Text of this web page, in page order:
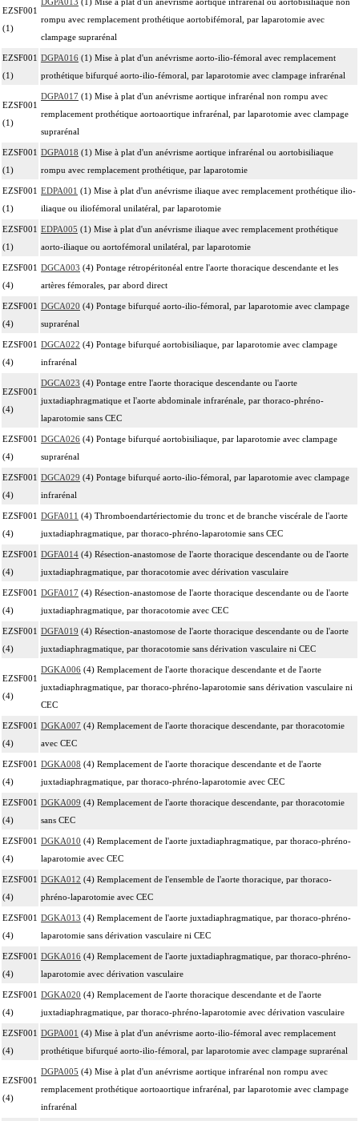
EZSF001
(1)
rompu avec remplacement prothétique aortobifémoral, par laparotomie avec
clampage suprarénal
EZSF001
(1)
DGPA016 (1) Mise à plat d'un anévrisme aorto-ilio-fémoral avec remplacement
prothétique bifurqué aorto-ilio-fémoral, par laparotomie avec clampage infrarénal
EZSF001
(1)
DGPA017 (1) Mise à plat d'un anévrisme aortique infrarénal non rompu avec
remplacement prothétique aortoaortique infrarénal, par laparotomie avec clampage
suprarénal
EZSF001
(1)
DGPA018 (1) Mise à plat d'un anévrisme aortique infrarénal ou aortobisiliaque
rompu avec remplacement prothétique, par laparotomie
EZSF001
(1)
EDPA001 (1) Mise à plat d'un anévrisme iliaque avec remplacement prothétique ilio-
iliaque ou iliofémoral unilatéral, par laparotomie
EZSF001
(1)
EDPA005 (1) Mise à plat d'un anévrisme iliaque avec remplacement prothétique
aorto-iliaque ou aortofémoral unilatéral, par laparotomie
EZSF001
(4)
DGCA003 (4) Pontage rétropéritonéal entre l'aorte thoracique descendante et les
artères fémorales, par abord direct
EZSF001
(4)
DGCA020 (4) Pontage bifurqué aorto-ilio-fémoral, par laparotomie avec clampage
suprarénal
EZSF001
(4)
DGCA022 (4) Pontage bifurqué aortobisiliaque, par laparotomie avec clampage
infrarénal
EZSF001
(4)
DGCA023 (4) Pontage entre l'aorte thoracique descendante ou l'aorte
juxtadiaphragmatique et l'aorte abdominale infrarénale, par thoraco-phréno-
laparotomie sans CEC
EZSF001
(4)
DGCA026 (4) Pontage bifurqué aortobisiliaque, par laparotomie avec clampage
suprarénal
EZSF001
(4)
DGCA029 (4) Pontage bifurqué aorto-ilio-fémoral, par laparotomie avec clampage
infrarénal
EZSF001
(4)
DGFA011 (4) Thromboendartériectomie du tronc et de branche viscérale de l'aorte
juxtadiaphragmatique, par thoraco-phréno-laparotomie sans CEC
EZSF001
(4)
DGFA014 (4) Résection-anastomose de l'aorte thoracique descendante ou de l'aorte
juxtadiaphragmatique, par thoracotomie avec dérivation vasculaire
EZSF001
(4)
DGFA017 (4) Résection-anastomose de l'aorte thoracique descendante ou de l'aorte
juxtadiaphragmatique, par thoracotomie avec CEC
EZSF001
(4)
DGFA019 (4) Résection-anastomose de l'aorte thoracique descendante ou de l'aorte
juxtadiaphragmatique, par thoracotomie sans dérivation vasculaire ni CEC
EZSF001
(4)
DGKA006 (4) Remplacement de l'aorte thoracique descendante et de l'aorte
juxtadiaphragmatique, par thoraco-phréno-laparotomie sans dérivation vasculaire ni
CEC
EZSF001
(4)
DGKA007 (4) Remplacement de l'aorte thoracique descendante, par thoracotomie
avec CEC
EZSF001
(4)
DGKA008 (4) Remplacement de l'aorte thoracique descendante et de l'aorte
juxtadiaphragmatique, par thoraco-phréno-laparotomie avec CEC
EZSF001
(4)
DGKA009 (4) Remplacement de l'aorte thoracique descendante, par thoracotomie
sans CEC
EZSF001
(4)
DGKA010 (4) Remplacement de l'aorte juxtadiaphragmatique, par thoraco-phréno-
laparotomie avec CEC
EZSF001
(4)
DGKA012 (4) Remplacement de l'ensemble de l'aorte thoracique, par thoraco-
phréno-laparotomie avec CEC
EZSF001
(4)
DGKA013 (4) Remplacement de l'aorte juxtadiaphragmatique, par thoraco-phréno-
laparotomie sans dérivation vasculaire ni CEC
EZSF001
(4)
DGKA016 (4) Remplacement de l'aorte juxtadiaphragmatique, par thoraco-phréno-
laparotomie avec dérivation vasculaire
EZSF001
(4)
DGKA020 (4) Remplacement de l'aorte thoracique descendante et de l'aorte
juxtadiaphragmatique, par thoraco-phréno-laparotomie avec dérivation vasculaire
EZSF001
(4)
DGPA001 (4) Mise à plat d'un anévrisme aorto-ilio-fémoral avec remplacement
prothétique bifurqué aorto-ilio-fémoral, par laparotomie avec clampage suprarénal
EZSF001
(4)
DGPA005 (4) Mise à plat d'un anévrisme aortique infrarénal non rompu avec
remplacement prothétique aortoaortique infrarénal, par laparotomie avec clampage
infrarénal